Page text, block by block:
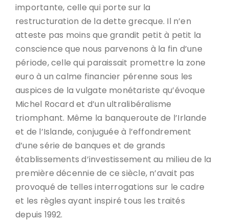
importante, celle qui porte sur la
restructuration de la dette grecque. Il n’en
atteste pas moins que grandit petit à petit la
conscience que nous parvenons à la fin d’une
période, celle qui paraissait promettre la zone
euro à un calme financier pérenne sous les
auspices de la vulgate monétariste qu’évoque
Michel Rocard et d’un ultralibéralisme
triomphant. Même la banqueroute de l’Irlande
et de l’Islande, conjuguée à l’effondrement
d’une série de banques et de grands
établissements d’investissement au milieu de la
première décennie de ce siècle, n’avait pas
provoqué de telles interrogations sur le cadre
et les règles ayant inspiré tous les traités
depuis 1992.